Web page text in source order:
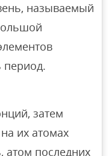
называемый
период.
затем
их атомах
атом последних